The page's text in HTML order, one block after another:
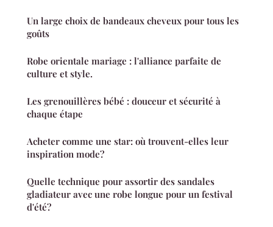
Un large choix de bandeaux cheveux pour tous les
goûts
Robe orientale mariage : l'alliance parfaite de
culture et style.
Les grenouillères bébé : douceur et sécurité à
chaque étape
Acheter comme une star: où trouvent-elles leur
inspiration mode?
Quelle technique pour assortir des sandales
gladiateur avec une robe longue pour un festival
d'été?